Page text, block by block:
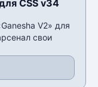
CSS v34
V2» для
свои